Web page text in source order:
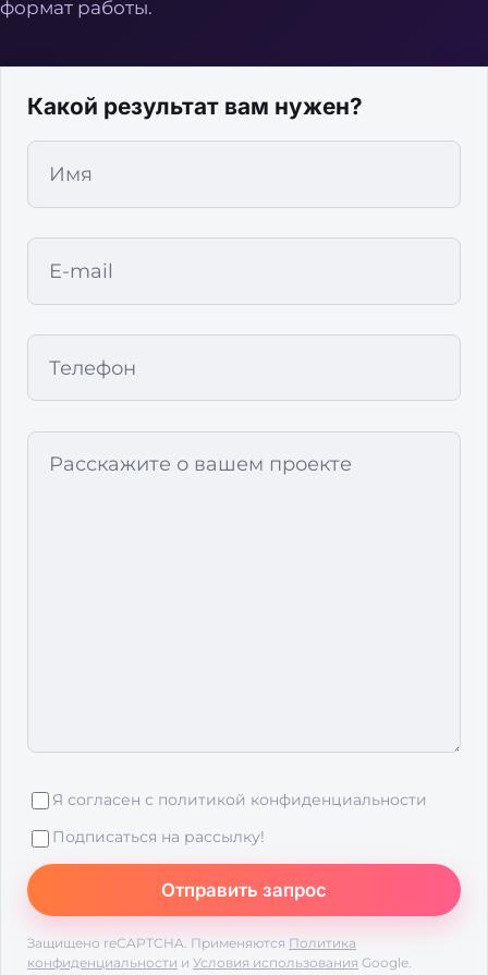
формат работы.
Какой результат вам нужен?
Я согласен с политикой конфиденциальности
Подписаться на рассылку!
Защищено reCAPTCHA. Применяются Политика
конфиденциальности и Условия использования Google.